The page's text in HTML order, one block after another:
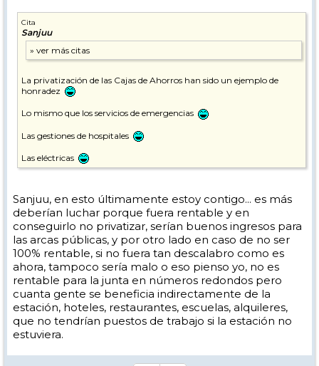
Cita
Sanjuu
La privatización de las Cajas de Ahorros han sido un ejemplo de
honradez
Lo mismo que los servicios de emergencias
Las gestiones de hospitales
Las eléctricas
Sanjuu, en esto últimamente estoy contigo... es más
deberían luchar porque fuera rentable y en
conseguirlo no privatizar, serían buenos ingresos para
las arcas públicas, y por otro lado en caso de no ser
100% rentable, si no fuera tan descalabro como es
ahora, tampoco sería malo o eso pienso yo, no es
rentable para la junta en números redondos pero
cuanta gente se beneficia indirectamente de la
estación, hoteles, restaurantes, escuelas, alquileres,
que no tendrían puestos de trabajo si la estación no
estuviera.